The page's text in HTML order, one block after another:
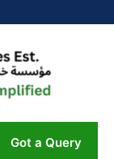
Got a Query